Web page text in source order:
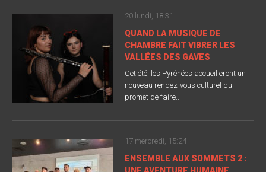
20 lundi, 18:31
QUAND LA MUSIQUE DE
CHAMBRE FAIT VIBRER LES
VALLÉES DES GAVES
Cet été, les Pyrénées accueilleront un
nouveau rendez-vous culturel qui
promet de faire...
17 mercredi, 15:24
ENSEMBLE AUX SOMMETS 2 :